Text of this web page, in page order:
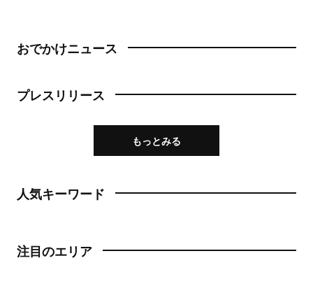
おでかけニュース
プレスリリース
もっとみる
人気キーワード
注目のエリア